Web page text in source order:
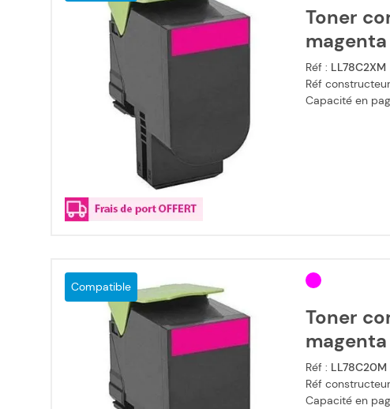
Toner
magenta
Réf : LL78C2XM
Réf
Capacité en
Compatible
Toner
magenta
Réf : LL78C20M
Réf
Capacité en